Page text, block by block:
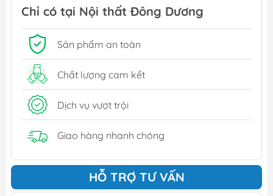
Chỉ có tại Nội thất Đông Dương
Sản phẩm an toàn
Chất lượng cam kết
Dịch vụ vượt trội
Giao hàng nhanh chóng
HỖ TRỢ TƯ VẤN